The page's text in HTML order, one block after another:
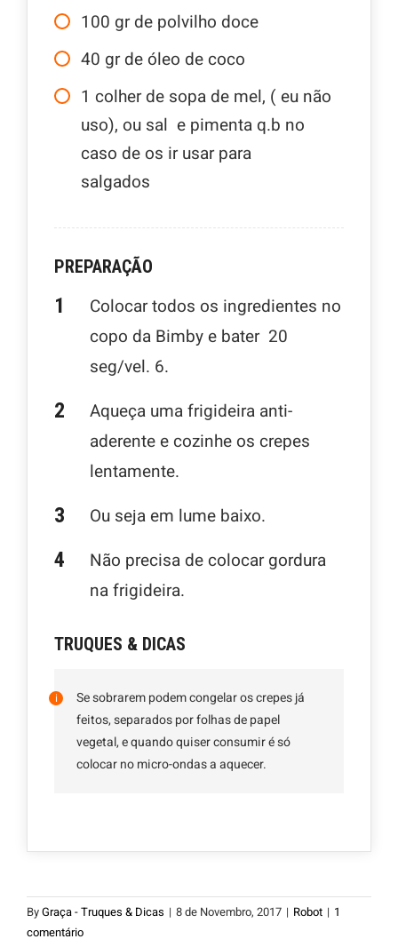
100 gr de polvilho doce
40 gr de óleo de coco
1 colher de sopa de mel, ( eu não
uso), ou sal e pimenta q.b no
caso de os ir usar para
salgados
PREPARAÇÃO
Colocar todos os ingredientes no
copo da Bimby e bater 20
seg/vel. 6.
Aqueça uma frigideira anti-
aderente e cozinhe os crepes
lentamente.
Ou seja em lume baixo.
Não precisa de colocar gordura
na frigideira.
TRUQUES & DICAS
Se sobrarem podem congelar os crepes já
feitos, separados por folhas de papel
vegetal, e quando quiser consumir é só
colocar no micro-ondas a aquecer.
ByGraça - Truques & Dicas | 8 de Novembro, 2017 | Robot | 1
comentário